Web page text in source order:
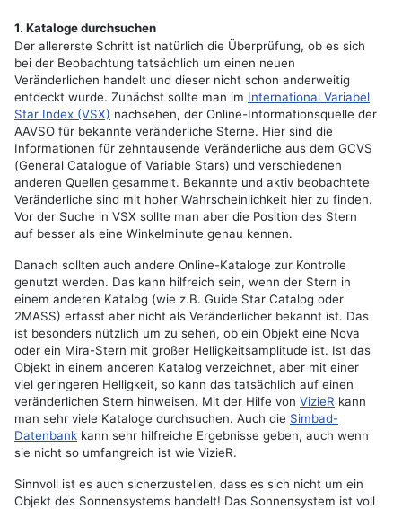
1. Kataloge durchsuchen
Der allererste Schritt ist natürlich die Überprüfung, ob es sich
bei der Beobachtung tatsächlich um einen neuen
Veränderlichen handelt und dieser nicht schon anderweitig
entdeckt wurde. Zunächst sollte man im International Variabel
Star Index (VSX) nachsehen, der Online-Informationsquelle der
AAVSO für bekannte veränderliche Sterne. Hier sind die
Informationen für zehntausende Veränderliche aus dem GCVS
(General Catalogue of Variable Stars) und verschiedenen
anderen Quellen gesammelt. Bekannte und aktiv beobachtete
Veränderliche sind mit hoher Wahrscheinlichkeit hier zu finden.
Vor der Suche in VSX sollte man aber die Position des Stern
auf besser als eine Winkelminute genau kennen.
Danach sollten auch andere Online-Kataloge zur Kontrolle
genutzt werden. Das kann hilfreich sein, wenn der Stern in
einem anderen Katalog (wie z.B. Guide Star Catalog oder
2MASS) erfasst aber nicht als Veränderlicher bekannt ist. Das
ist besonders nützlich um zu sehen, ob ein Objekt eine Nova
oder ein Mira-Stern mit großer Helligkeitsamplitude ist. Ist das
Objekt in einem anderen Katalog verzeichnet, aber mit einer
viel geringeren Helligkeit, so kann das tatsächlich auf einen
veränderlichen Stern hinweisen. Mit der Hilfe von VizieR kann
man sehr viele Kataloge durchsuchen. Auch die Simbad-
Datenbank kann sehr hilfreiche Ergebnisse geben, auch wenn
sie nicht so umfangreich ist wie VizieR.
Sinnvoll ist es auch sicherzustellen, dass es sich nicht um ein
Objekt des Sonnensystems handelt! Das Sonnensystem ist voll